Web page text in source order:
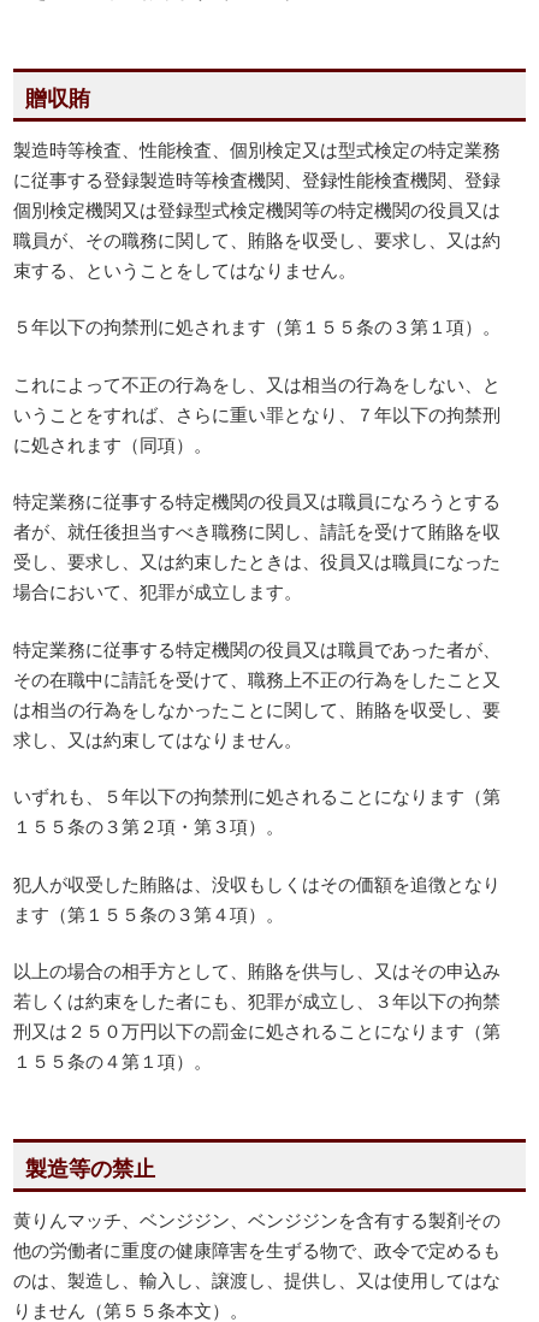
贈収賄
製造時等検査、性能検査、個別検定又は型式検定の特定業務
に従事する登録製造時等検査機関、登録性能検査機関、登録
個別検定機関又は登録型式検定機関等の特定機関の役員又は
職員が、その職務に関して、賄賂を収受し、要求し、又は約
束する、ということをしてはなりません。
５年以下の拘禁刑に処されます（第１５５条の３第１項）。
これによって不正の行為をし、又は相当の行為をしない、と
いうことをすれば、さらに重い罪となり、７年以下の拘禁刑
に処されます（同項）。
特定業務に従事する特定機関の役員又は職員になろうとする
者が、就任後担当すべき職務に関し、請託を受けて賄賂を収
受し、要求し、又は約束したときは、役員又は職員になった
場合において、犯罪が成立します。
特定業務に従事する特定機関の役員又は職員であった者が、
その在職中に請託を受けて、職務上不正の行為をしたこと又
は相当の行為をしなかったことに関して、賄賂を収受し、要
求し、又は約束してはなりません。
いずれも、５年以下の拘禁刑に処されることになります（第
１５５条の３第２項・第３項）。
犯人が収受した賄賂は、没収もしくはその価額を追徴となり
ます（第１５５条の３第４項）。
以上の場合の相手方として、賄賂を供与し、又はその申込み
若しくは約束をした者にも、犯罪が成立し、３年以下の拘禁
刑又は２５０万円以下の罰金に処されることになります（第
１５５条の４第１項）。
製造等の禁止
黄りんマッチ、ベンジジン、ベンジジンを含有する製剤その
他の労働者に重度の健康障害を生ずる物で、政令で定めるも
のは、製造し、輸入し、譲渡し、提供し、又は使用してはな
りません（第５５条本文）。